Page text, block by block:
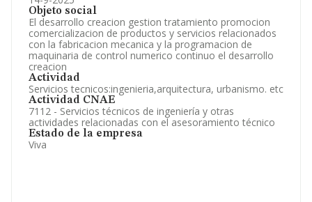
Objeto social
El desarrollo creacion gestion tratamiento promocion
comercializacion de productos y servicios relacionados
con la fabricacion mecanica y la programacion de
maquinaria de control numerico continuo el desarrollo
creacion
Actividad
Servicios tecnicos:ingenieria,arquitectura, urbanismo. etc
Actividad CNAE
7112 - Servicios técnicos de ingeniería y otras
actividades relacionadas con el asesoramiento técnico
Estado de la empresa
Viva